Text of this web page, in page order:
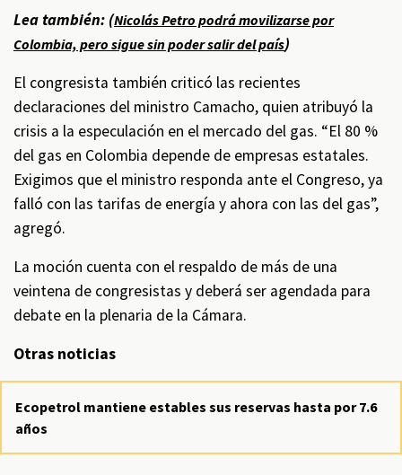
Lea también: (Nicolás Petro podrá movilizarse por
Colombia, pero sigue sin poder salir del país)
El congresista también criticó las recientes
declaraciones del ministro Camacho, quien atribuyó la
crisis a la especulación en el mercado del gas. “El 80 %
del gas en Colombia depende de empresas estatales.
Exigimos que el ministro responda ante el Congreso, ya
falló con las tarifas de energía y ahora con las del gas”,
agregó.
La moción cuenta con el respaldo de más de una
veintena de congresistas y deberá ser agendada para
debate en la plenaria de la Cámara.
Otras noticias
Ecopetrol mantiene estables sus reservas hasta por 7.6
años